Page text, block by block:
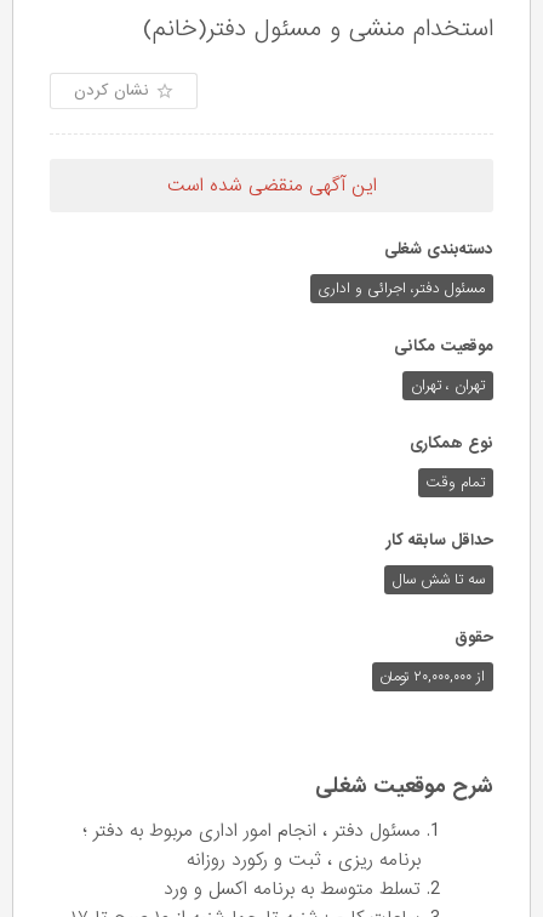
استخدام منشی و مسئول دفتر(خانم)
نشان کردن
این آگهی منقضی شده است
دسته‌بندی شغلی
مسئول دفتر، اجرائی و اداری
موقعیت مکانی
تهران ، تهران
نوع همکاری
تمام وقت
حداقل سابقه کار
سه تا شش سال
حقوق
از ۲۰,۰۰۰,۰۰۰ تومان
شرح موقعیت شغلی
مسئول دفتر ، انجام امور اداری مربوط به دفتر ؛
برنامه ریزی ، ثبت و رکورد روزانه
تسلط متوسط به برنامه اکسل و ورد